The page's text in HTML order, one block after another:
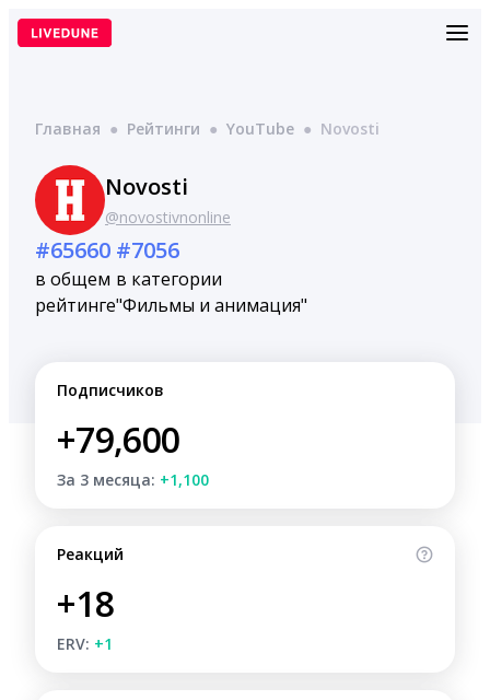
Перейти
Главная ● Рейтинги ● YouTube ● Novosti
Novosti
@novostivnonline
#65660
в общем
рейтинге
#7056
в категории
"Фильмы и анимация"
Подписчиков
+79,600
За 3 месяца: +1,100
Реакций
+18
ERV: +1